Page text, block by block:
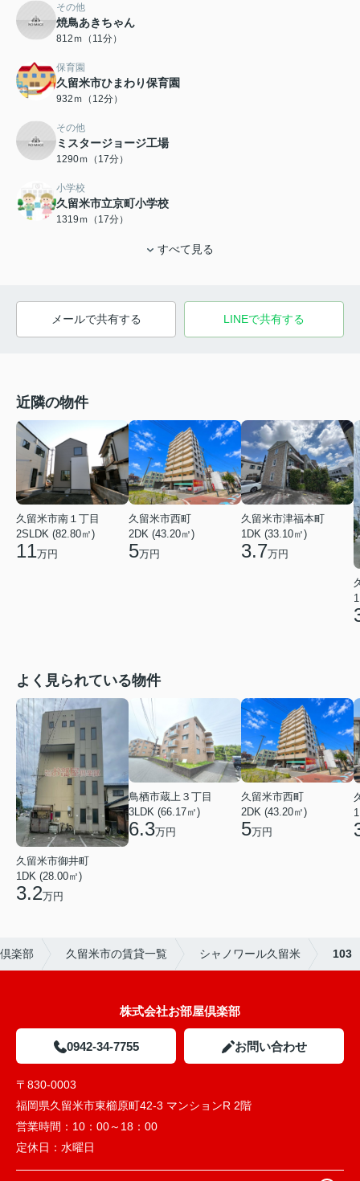
その他
焼鳥あきちゃん
812ｍ（11分）
保育園
久留米市ひまわり保育園
932ｍ（12分）
その他
ミスタージョージ工場
1290ｍ（17分）
小学校
久留米市立京町小学校
1319ｍ（17分）
すべて見る
メールで共有する LINEで共有する
近隣の物件
久留米市南１丁目
2SLDK (82.80㎡)
11万円
久留米市西町
2DK (43.20㎡)
5万円
久留米市津福本町
1DK (33.10㎡)
3.7万円
よく見られている物件
久留米市御井町
1DK (28.00㎡)
3.2万円
鳥栖市蔵上３丁目
3LDK (66.17㎡)
6.3万円
久留米市西町
2DK (43.20㎡)
5万円
楽部 久留米市の賃貸一覧 シャノワール久留米 103
株式会社お部屋倶楽部
0942-34-7755 お問い合わせ
〒830-0003
福岡県久留米市東櫛原町42-3 マンションR 2階
営業時間： 10：00～18：00
定休日： 水曜日